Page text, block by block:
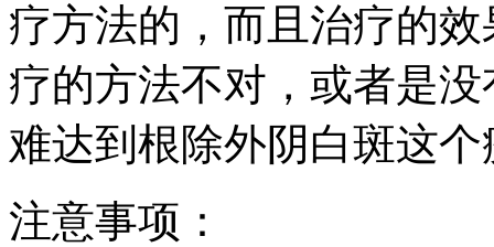
疗方法的，而且治疗的
疗的方法不对，或者是
难达到根除外阴白斑这
注意事项：